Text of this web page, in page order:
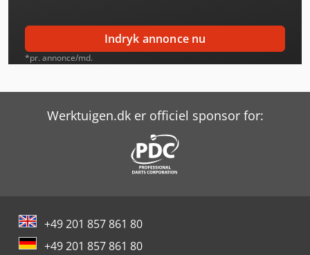
Indryk annonce nu
*pr. annonce/md.
Werktuigen.dk er officiel sponsor for:
+49 201 857 861 80
+49 201 857 861 80